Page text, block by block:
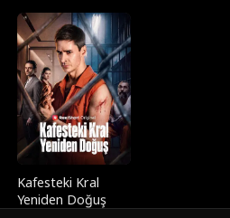
Kafesteki Kral
Yeniden Doğuş